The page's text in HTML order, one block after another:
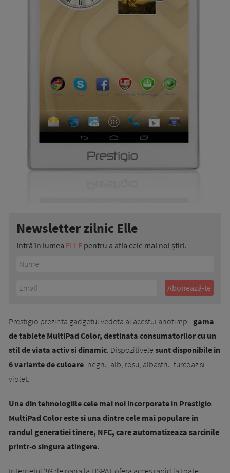
Newsletter zilnic Elle
Intră în lumea ELLE pentru a afla cele mai noi știri.
Prestigio prezinta gadgetul vedeta al acestui anotimp– gama
de tablete MultiPad Color, destinata consumatorilor cu un
stil de viata activ si dinamic. Dispozitivele sunt disponibile in
6 variante de culoare: negru, alb, rosu, albastru, turcoaz si
violet.
Una din tehnologiile cele mai noi incorporate in Prestigio
MultiPad Color este si una dintre cele mai populare in
randul generatiei tinere, NFC, care automatizeaza sarcinile
printr-o singura atingere.